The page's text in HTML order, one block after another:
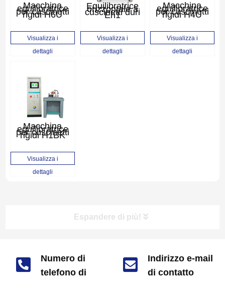
Macchina
equilibratrice
per cuscinetti
rigidi H6U
Visualizza i
dettagli
Equilibratrice
orizzontale a
cuscinetti duri
Eh1
Visualizza i
dettagli
Macchina
equilibratrice
per cuscinetti
rigidi H4U
Visualizza i
dettagli
Macchina
equilibratrice
per cuscinetti
rigidi H1BK
Visualizza i
dettagli
Espandere di più!
TUTTI I PRODOTTI
Numero di
telefono di
Indirizzo e-mail
di contatto